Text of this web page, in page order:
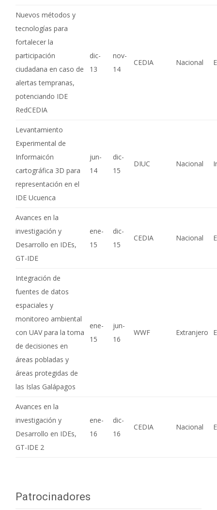
Nuevos métodos y
tecnologías para
fortalecer la
participación
ciudadana en caso de
alertas tempranas,
potenciando IDE
RedCEDIA
dic-
13
nov-
14
CEDIA Nacional
Levantamiento
Experimental de
Informaicón
cartográfica 3D para
representación en el
IDE Ucuenca
jun-
14
dic-
15
DIUC Nacional
Avances en la
investigación y
Desarrollo en IDEs,
GT-IDE
ene-
15
dic-
15
CEDIA Nacional
Integración de
fuentes de datos
espaciales y
monitoreo ambiental
con UAV para la toma
de decisiones en
áreas pobladas y
áreas protegidas de
las Islas Galápagos
ene-
15
jun-
16
WWF Extranjero
Avances en la
investigación y
Desarrollo en IDEs,
GT-IDE 2
ene-
16
dic-
16
CEDIA Nacional
Patrocinadores